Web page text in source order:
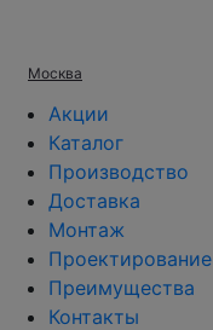
Москва
Акции
Каталог
Производство
Доставка
Монтаж
Проектирование
Преимущества
Контакты